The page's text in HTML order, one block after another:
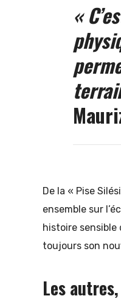
«
De la « Pise
ensemble sur
histoire sensible
toujours son
Les